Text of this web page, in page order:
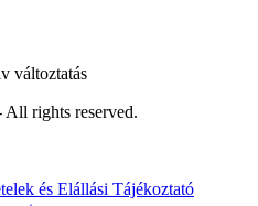
változtatás
All rights reserved.
és Elállási Tájékoztató